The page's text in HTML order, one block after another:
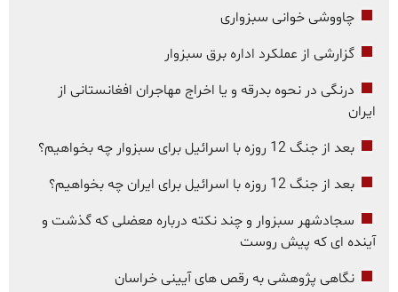
چاووشی خوانی سبزواری
گزارشی از عملکرد اداره برق سبزوار
درنگی در نحوه بدرقه و یا اخراج مهاجران افغانستانی از
ایران
بعد از جنگ 12 روزه با اسرائیل برای سبزوار چه بخواهیم؟
بعد از جنگ 12 روزه با اسرائیل برای ایران چه بخواهیم؟
سجادشهر سبزوار و چند نکته درباره معضلی که گذشت و
آینده ای که پیش روست
نگاهی پژوهشی به رقص های آیینی خراسان